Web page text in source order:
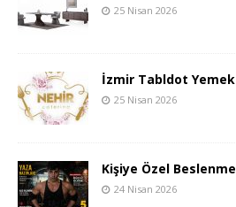
25 Nisan 2026
İzmir Tabldot Yemek
25 Nisan 2026
Kişiye Özel
24 Nisan 2026